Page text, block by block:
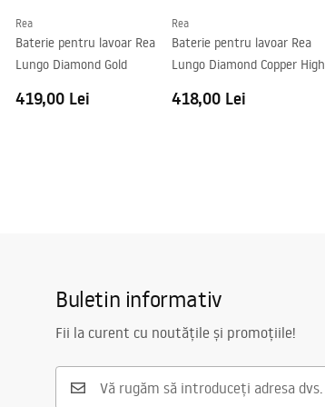
Rea
Baterie pentru lavoar Rea
Lungo Diamond Gold
419,00 Lei
Rea
Baterie pentru lavoar Rea
Lungo Diamond Copper High
418,00 Lei
Buletin informativ
Fii la curent cu noutățile și promoțiile!